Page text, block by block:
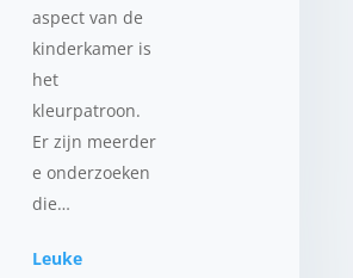
aspect van de
kinderkamer is
het
kleurpatroon.
Er zijn meerder
e onderzoeken
die…
Leuke